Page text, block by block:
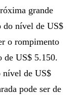
grande
do nível de US$
o rompimento
de US$ 5.150.
nível de US$
pode ser de